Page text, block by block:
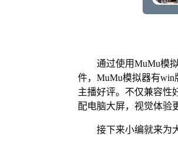
通过使用MuMu模拟
件，MuMu模拟器有win
主播好评。不仅兼容性
配电脑大屏，视觉体验
接下来小编就来为大